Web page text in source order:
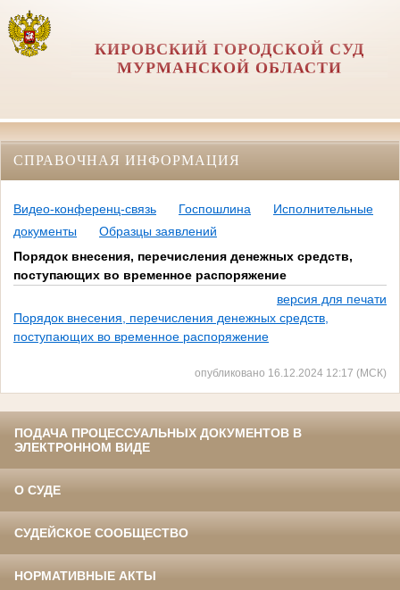
КИРОВСКИЙ ГОРОДСКОЙ СУД
МУРМАНСКОЙ ОБЛАСТИ
СПРАВОЧНАЯ ИНФОРМАЦИЯ
Видео-конференц-связь Госпошлина
Исполнительные
документы
Образцы заявлений
Порядок внесения, перечисления денежных средств,
поступающих во временное распоряжение
версия для печати
Порядок внесения, перечисления денежных средств,
поступающих во временное распоряжение
опубликовано 16.12.2024 12:17 (МСК)
ПОДАЧА ПРОЦЕССУАЛЬНЫХ ДОКУМЕНТОВ В
ЭЛЕКТРОННОМ ВИДЕ
О СУДЕ
СУДЕЙСКОЕ СООБЩЕСТВО
НОРМАТИВНЫЕ АКТЫ